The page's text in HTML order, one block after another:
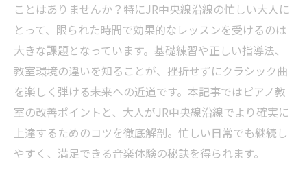
ことはありませんか？特にJR中央線沿線の忙しい大人に
とって、限られた時間で効果的なレッスンを受けるのは
大きな課題となっています。基礎練習や正しい指導法、
教室環境の違いを知ることが、挫折せずにクラシック曲
を楽しく弾ける未来への近道です。本記事ではピアノ教
室の改善ポイントと、大人がJR中央線沿線でより確実に
上達するためのコツを徹底解剖。忙しい日常でも継続し
やすく、満足できる音楽体験の秘訣を得られます。